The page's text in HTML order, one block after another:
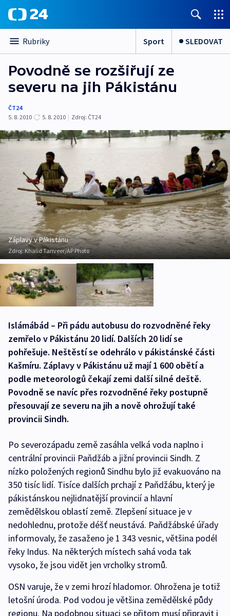
Rubriky Sport SLEDOVAT
Povodně se rozšiřují ze
severu na jih Pákistánu
ČT24
5. 8. 2010
5. 8. 2010 | Zdroj: ČT24
Záplavy v Pákistánu
Zdroj: Khalid Tanveer/AP Photo
Islámábád – Při pádu autobusu do rozvodněné řeky
zemřelo v Pákistánu 20 lidí. Dalších 20 lidí se
pohřešuje. Neštěstí se odehrálo v pákistánské části
Kašmíru. Záplavy v Pákistánu už mají 1 600 obětí a
podle meteorologů čekají zemi další silné deště.
Povodně se navíc přes rozvodněné řeky postupně
přesouvají ze severu na jih a nově ohrožují také
provincii Sindh.
Po severozápadu země zasáhla velká voda naplno i
centrální provincii Paňdžáb a jižní provincii Sindh. Z
nízko položených regionů Sindhu bylo již evakuováno na
350 tisíc lidí. Tisíce dalších prchají z Paňdžábu, který je
pákistánskou nejlidnatější provincií a hlavní
zemědělskou oblastí země. Zlepšení situace je v
nedohlednu, protože déšť neustává. Paňdžábské úřady
informovaly, že zasaženo je 1 343 vesnic, většina podél
řeky Indus. Na některých místech sahá voda tak
vysoko, že jsou vidět jen vrcholky stromů.
OSN varuje, že v zemi hrozí hladomor. Ohrožena je totiž
letošní úroda. Pod vodou je většina zemědělské půdy
regionu. Na podobnou situaci se přitom musí připravit i